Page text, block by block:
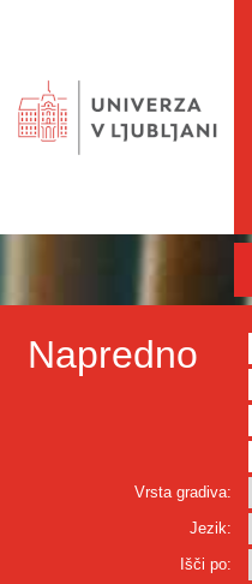
Napredno
Vrsta gradiva:
Jezik:
Išči po: